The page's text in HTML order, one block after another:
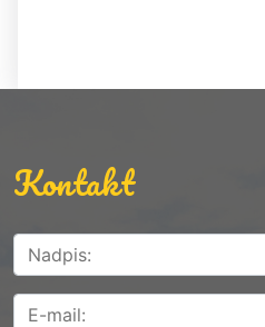
Kontakt